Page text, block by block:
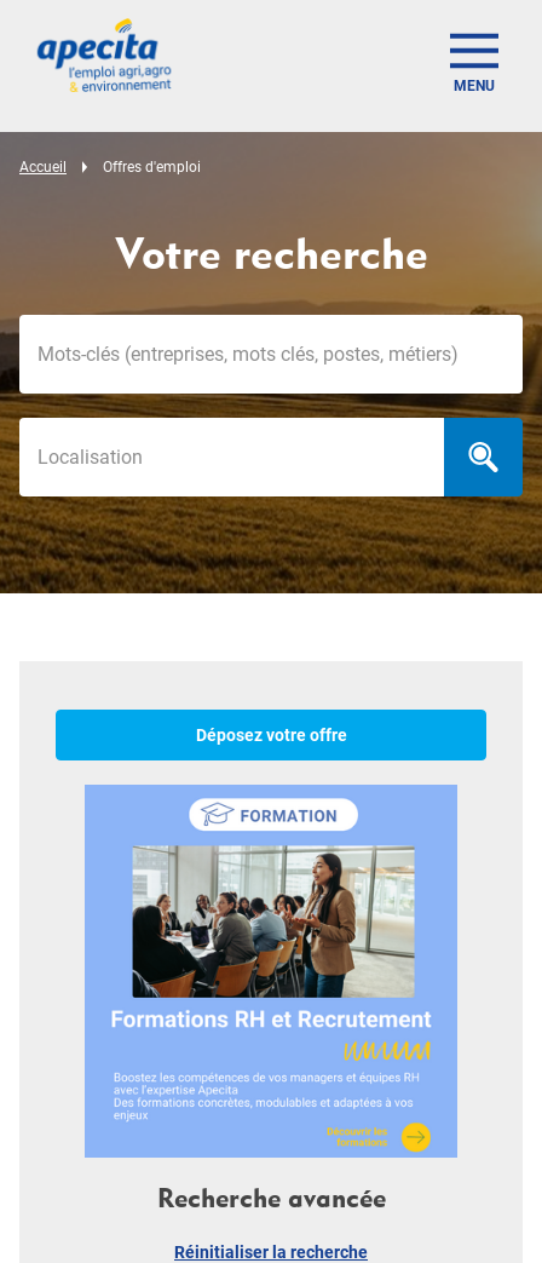
MENU
Accueil Offres d'emploi
Votre recherche
Déposez votre offre
Recherche avancée
Réinitialiser la recherche